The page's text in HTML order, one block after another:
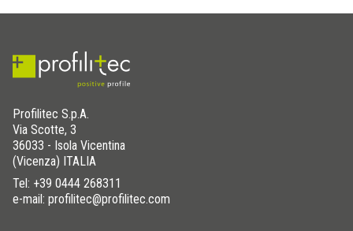
Profilitec S.p.A.
Via Scotte, 3
36033 - Isola Vicentina
(Vicenza) ITALIA
Tel: +39 0444 268311
e-mail: profilitec@profilitec.com